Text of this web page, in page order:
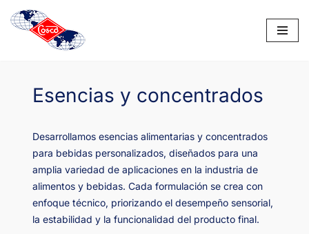
Saltar
Esencias y concentrados
Desarrollamos esencias alimentarias y concentrados
para bebidas personalizados, diseñados para una
amplia variedad de aplicaciones en la industria de
alimentos y bebidas. Cada formulación se crea con
enfoque técnico, priorizando el desempeño sensorial,
la estabilidad y la funcionalidad del producto final.